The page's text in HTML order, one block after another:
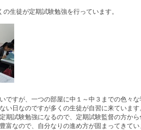
生徒が定期試験勉強を行っています。
ですが、一つの部屋に中１～中３までの色々
い日なのですが多くの生徒が自習に来ています
期試験勉強になるので、定期試験監督の方か
富なので、自分なりの進め方が固まってきてい